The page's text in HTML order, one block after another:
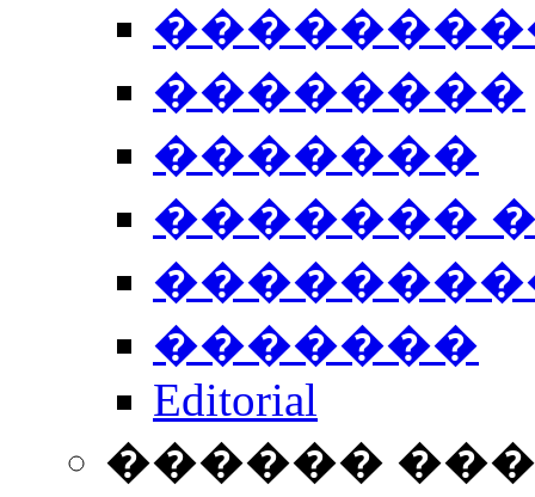
��������
�������
�������
�������
Editorial
������